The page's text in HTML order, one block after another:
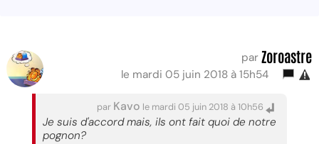
par Zoroastre
le mardi 05 juin 2018 à 15h54
par Kavo le mardi 05 juin 2018 à 10h56
Je suis d'accord mais, ils ont fait quoi de notre
pognon?